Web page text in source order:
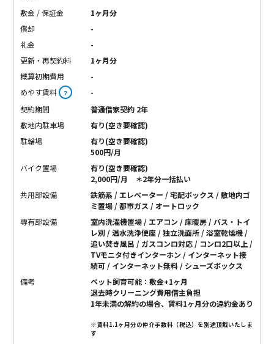
敷金 / 保証金
1ヶ月分
償却
-
礼金
-
更新・再契約料
1ヶ月分
概算初期費用
-
めやす賃料 ？
-
契約期間
普通借家契約 2年
敷地内駐車場
有り(空き要確認)
駐輪場
有り(空き要確認)
500円/月
バイク置場
有り(空き要確認)
2,000円/月 ＊2年分一括払い
共用部設備
鉄筋系 / エレベーター / 宅配ボックス / 敷地内ゴ
ミ置場 / 都市ガス / オートロック
専有部設備
室内洗濯機置場 / エアコン / 床暖房 / バス・トイ
レ別 / 温水洗浄便座 / 独立洗面所 / 浴室乾燥機 /
追い焚き風呂 / ガスコンロ対応 / コンロ2口以上 /
TVモニタ付きインターホン / インターネット接
続可 / インターネット無料 / シューズボックス
備考
ペット飼育可能：敷金+1ヶ月
退去時クリーニング費用借主負担
1年未満の解約の場合、賃料1ヶ月分の違約金あり
※賃料1.1ヶ月分の仲介手数料（税込）を別途頂戴いたしま
す